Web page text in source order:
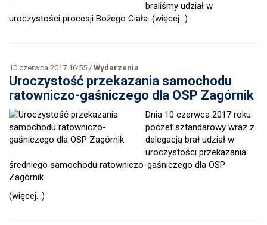
braliśmy udział w
uroczystości procesji Bożego Ciała. (więcej…)
10 czerwca 2017 16:55 / Wydarzenia
Uroczystość przekazania samochodu
ratowniczo-gaśniczego dla OSP Zagórnik
Dnia 10 czerwca 2017 roku
poczet sztandarowy wraz z
delegacją brał udział w
uroczystości przekazania
średniego samochodu ratowniczo-gaśniczego dla OSP
Zagórnik.
(więcej…)